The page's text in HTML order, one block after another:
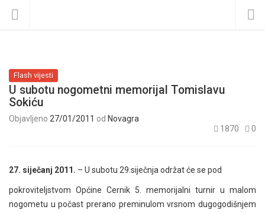
Flash vijesti
U subotu nogometni memorijal Tomislavu
Sokiću
Objavljeno 27/01/2011 od Novagra
1870
0
27. siječanj 2011. – U subotu 29.siječnja održat će se pod
pokroviteljstvom Općine Cernik 5. memorijalni turnir u malom
nogometu u počast prerano preminulom vrsnom dugogodišnjem